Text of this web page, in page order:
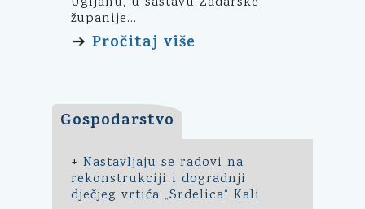
županije...
➔ Pročitaj više
Gospodarstvo
+ Nastavljaju se radovi na
rekonstrukciji i dogradnji
dječjeg vrtića „Srdelica“ Kali